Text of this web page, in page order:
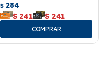
$ 284
$ 241 $ 241